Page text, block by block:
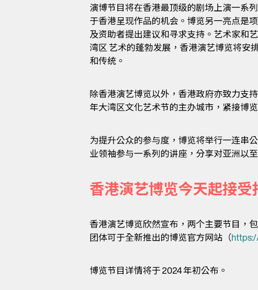
演博节目将在香港最顶级的剧场上演一系
于香港呈现作品的机会。博览另一亮点是
及资助者提出建议和寻求支持。艺术家和
湾区 艺术的蓬勃发展，香港演艺博览将安
和传统。
除香港演艺博览以外，香港政府亦致力支
年大湾区文化艺术节的主办城市，紧接博
为提升公众的参与度，博览将举行一连串
业领袖参与一系列的讲座，分享对亚洲以
香港演艺博览今天起接受
香港演艺博览欣然宣布，两个主要节目，
团体可于全新推出的博览官方网站（
博览节目详情将于 2024 年初公布。